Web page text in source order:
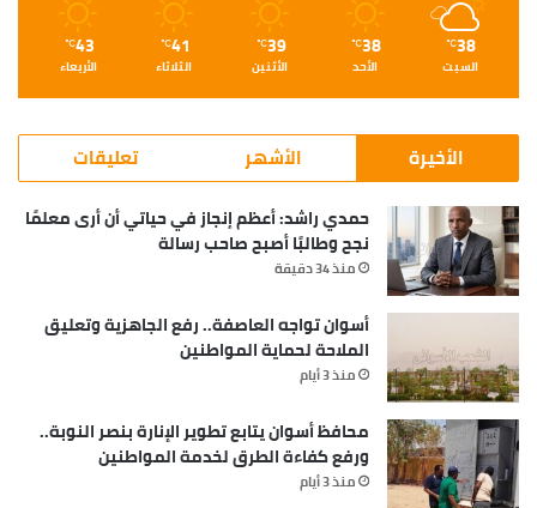
38
℃
السبت
38
℃
الأحد
39
℃
الأثنين
41
℃
الثلاثاء
43
℃
الأربعاء
الأخيرة الأشهر تعليقات
حمدي راشد: أعظم إنجاز في حياتي أن أرى معلمًا
نجح وطالبًا أصبح صاحب رسالة
منذ 34 دقيقة
أسوان تواجه العاصفة.. رفع الجاهزية وتعليق
الملاحة لحماية المواطنين
منذ 3 أيام
محافظ أسوان يتابع تطوير الإنارة بنصر النوبة..
ورفع كفاءة الطرق لخدمة المواطنين
منذ 3 أيام